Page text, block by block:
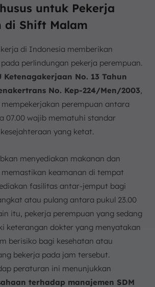
untuk Pekerja
di Shift Malam
di Indonesia memberikan
perlindungan pekerja perempuan.
Ketenagakerjaan No. 13 Tahun
No. Kep-224/Men/2003
perempuan antara
07.00 wajib mematuhi standar
yang ketat.
menyediakan makanan dan
keamanan di tempat
fasilitas antar-jemput bagi
atau pulang antara pukul 23.00
itu, pekerja perempuan yang sedang
keterangan dokter yang menyatakan
berisiko bagi kesehatan atau
bekerja pada jam tersebut.
peraturan ini menunjukkan
terhadap manajemen SDM